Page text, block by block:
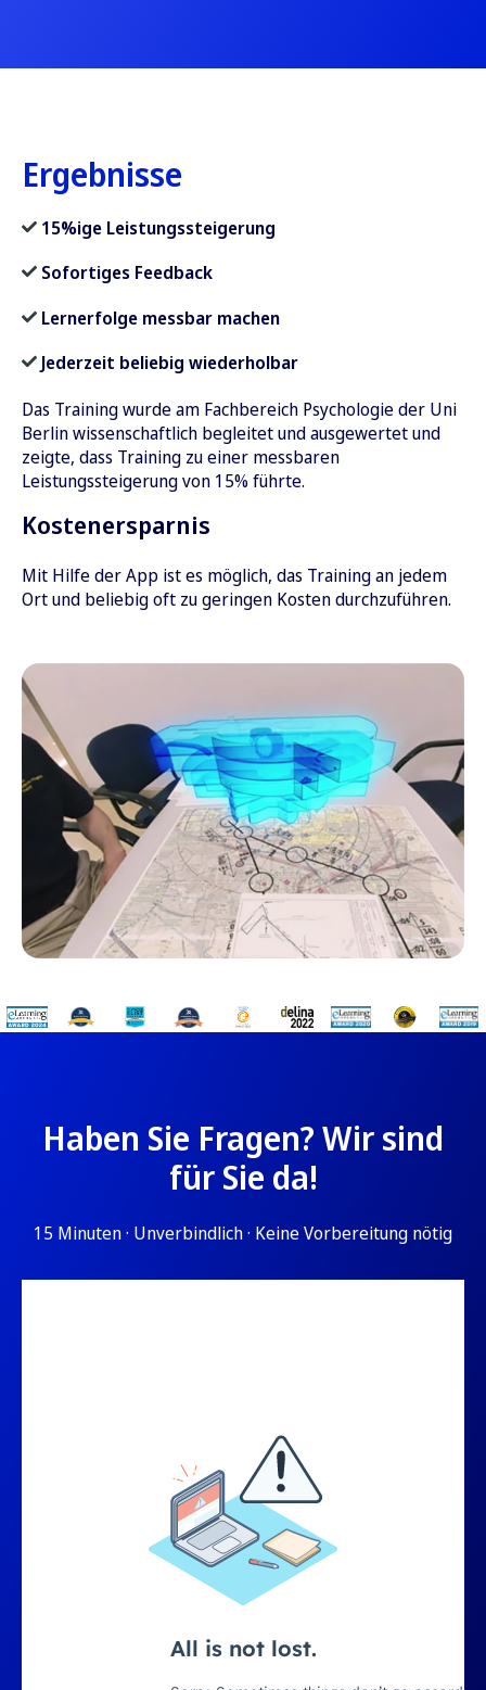
Ergebnisse
15%ige Leistungssteigerung
Sofortiges Feedback
Lernerfolge messbar machen
Jederzeit beliebig wiederholbar
Das Training wurde am Fachbereich Psychologie der Uni
Berlin wissenschaftlich begleitet und ausgewertet und
zeigte, dass Training zu einer messbaren
Leistungssteigerung von 15% führte.
Kostenersparnis
Mit Hilfe der App ist es möglich, das Training an jedem
Ort und beliebig oft zu geringen Kosten durchzuführen.
Haben Sie Fragen? Wir sind
für Sie da!
15 Minuten · Unverbindlich · Keine Vorbereitung nötig